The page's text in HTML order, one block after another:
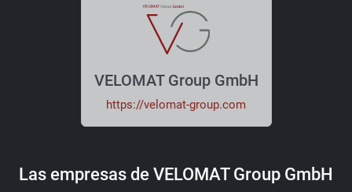
VELOMAT Group GmbH
https://velomat-group.com
Las empresas de VELOMAT Group GmbH